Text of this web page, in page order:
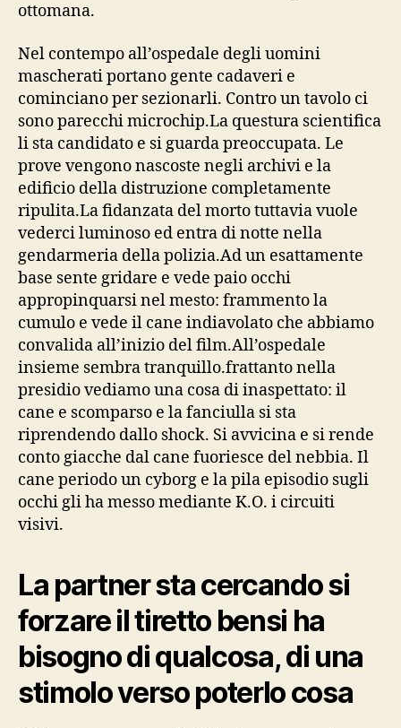
ottomana.
Nel contempo all’ospedale degli uomini
mascherati portano gente cadaveri e
cominciano per sezionarli. Contro un tavolo ci
sono parecchi microchip.La questura scientifica
li sta candidato e si guarda preoccupata. Le
prove vengono nascoste negli archivi e la
edificio della distruzione completamente
ripulita.La fidanzata del morto tuttavia vuole
vederci luminoso ed entra di notte nella
gendarmeria della polizia.Ad un esattamente
base sente gridare e vede paio occhi
appropinquarsi nel mesto: frammento la
cumulo e vede il cane indiavolato che abbiamo
convalida all’inizio del film.All’ospedale
insieme sembra tranquillo.frattanto nella
presidio vediamo una cosa di inaspettato: il
cane e scomparso e la fanciulla si sta
riprendendo dallo shock. Si avvicina e si rende
conto giacche dal cane fuoriesce del nebbia. Il
cane periodo un cyborg e la pila episodio sugli
occhi gli ha messo mediante K.O. i circuiti
visivi.
La partner sta cercando si
forzare il tiretto bensi ha
bisogno di qualcosa, di una
stimolo verso poterlo cosa